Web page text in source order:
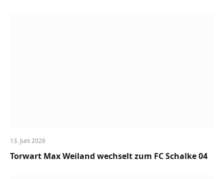
13. Juni 2026
Torwart Max Weiland wechselt zum FC Schalke 04